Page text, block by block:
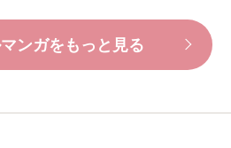
ンガをもっと見る